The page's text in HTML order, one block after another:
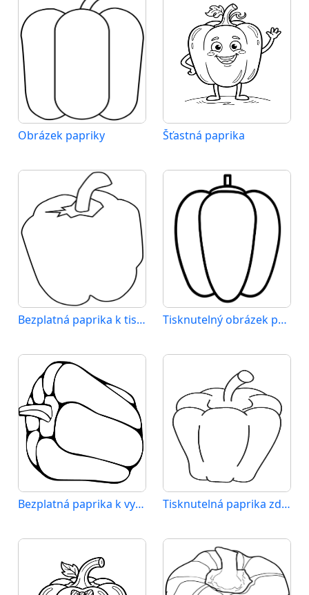
Obrázek papriky Šťastná paprika
Bezplatná paprika k tisku Tisknutelný obrázek papriky
Bezplatná paprika k vytisknutí Tisknutelná paprika zdarma